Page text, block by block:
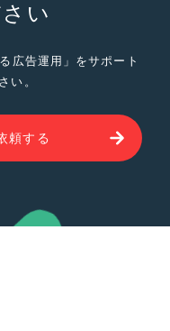
い
広告運用」をサポート
い。
頼する